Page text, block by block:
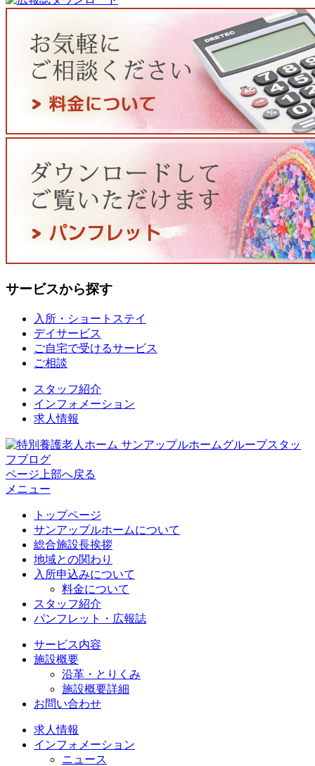
サービスから探す
入所・ショートステイ
デイサービス
ご自宅で受けるサービス
ご相談
スタッフ紹介
インフォメーション
求人情報
ページ上部へ戻る
メニュー
トップページ
サンアップルホームについて
総合施設長挨拶
地域との関わり
入所申込みについて
料金について
スタッフ紹介
パンフレット・広報誌
サービス内容
施設概要
沿革・とりくみ
施設概要詳細
お問い合わせ
求人情報
インフォメーション
ニュース